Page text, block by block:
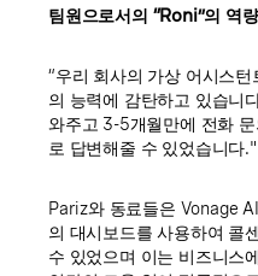
팀원으로서의 “Roni”의 역량
“우리 회사의 가상 어시스
의 능력에 감탄하고 있습니
와주고 3-5개월만에 전화
로 답변해줄 수 있었습니다."
Pariz와 동료들은 Vonage
의 대시보드를 사용하여 콜
수 있었으며 이는 비즈니스